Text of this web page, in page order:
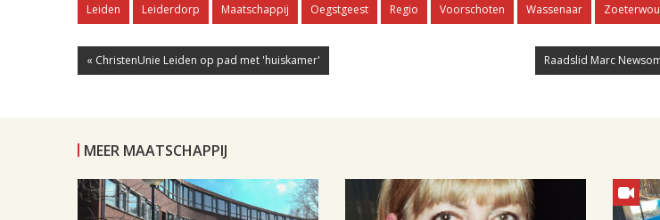
Leiden Leiderdorp Maatschappij Oegstgeest Regio Voorschoten Wassenaar
« ChristenUnie Leiden op pad met 'huiskamer' Raadslid Marc
MEER MAATSCHAPPIJ